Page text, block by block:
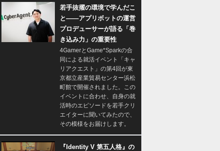
若手抜擢の環境で学んだこ
と――アプリボットの運営
プロデューサーが語る「巻
き込み力」の重要性
4GamerとGame*Sparkの合
同による就活イベント「キャ
リアクエスト」の第4回が東
京都立産業貿易センター浜松
町館で開催されました。この
イベントに合わせ、自身の就
活時のエピソードを若手クリ
エイターに聞いてみたので、
その模様をお届けします。
『Identity V 第五人格』の